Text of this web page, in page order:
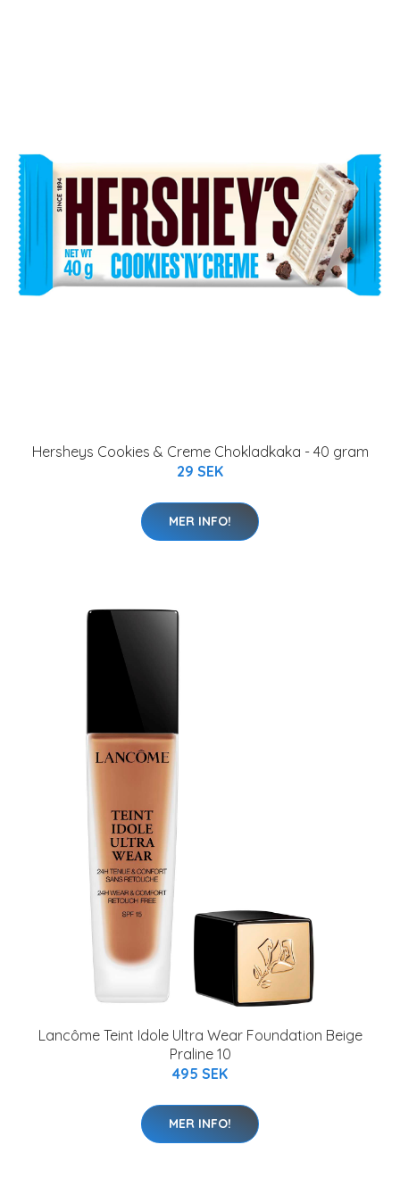
Hersheys Cookies & Creme Chokladkaka - 40 gram
29 SEK
MER INFO!
Lancôme Teint Idole Ultra Wear Foundation Beige
Praline 10
495 SEK
MER INFO!